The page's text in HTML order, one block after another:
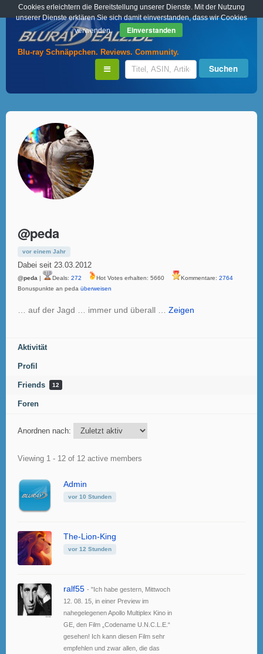
Blu-ray Schnäppchen. Reviews. Community.
@peda
vor einem Jahr
Dabei seit 23.03.2012
@peda | Deals: 272 Hot Votes erhalten: 5660 Kommentare: 2764
Bonuspunkte an peda überweisen
… auf der Jagd … immer und überall … Zeigen
Aktivität
Profil
Friends 12
Foren
Anordnen nach:
Friends
Viewing 1 - 12 of 12 active members
Admin
vor 10 Stunden
The-Lion-King
vor 12 Stunden
ralf55 - "Ich habe gestern, Mittwoch
12. 08. 15, in einer Preview im
nahegelegenen Apollo Multiplex Kino in
GE, den Film „Codename U.N.C.L.E.“
gesehen! Ich kann diesen Film sehr
empfehlen und zwar allen, die das
Cookies erleichtern die Bereitstellung unserer Dienste. Mit der Nutzung
unserer Dienste erklären Sie sich damit einverstanden, dass wir Cookies
verwenden.
Einverstanden